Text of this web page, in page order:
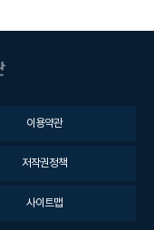
이용약관
저작권정책
사이트맵